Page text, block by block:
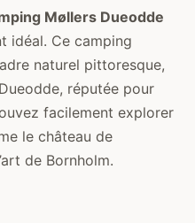
Møllers Dueodde
idéal. Ce camping
naturel pittoresque,
réputée pour
facilement explorer
le château de
de Bornholm.